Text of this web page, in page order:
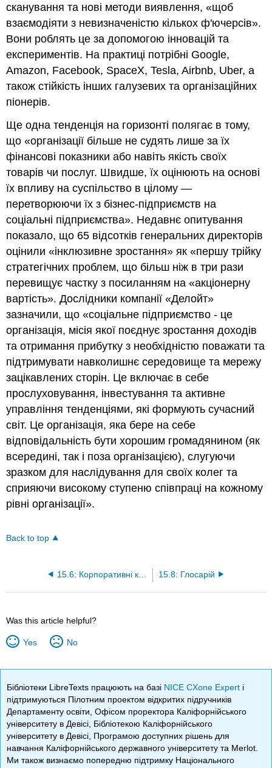
сканування та нові методи виявлення, «щоб
взаємодіяти з невизначеністю кількох ф'ючерсів».
Вони роблять це за допомогою інновацій та
експериментів. На практиці потрібні Google,
Amazon, Facebook, SpaceX, Tesla, Airbnb, Uber, а
також стійкість інших галузевих та організаційних
піонерів.
Ще одна тенденція на горизонті полягає в тому,
що «організації більше не судять лише за їх
фінансові показники або навіть якість своїх
товарів чи послуг. Швидше, їх оцінюють на основі
їх впливу на суспільство в цілому —
перетворюючи їх з бізнес-підприємств на
соціальні підприємства». Недавнє опитування
показало, що 65 відсотків генеральних директорів
оцінили «інклюзивне зростання» як «першу трійку
стратегічних проблем, що більш ніж в три рази
перевищує частку з посиланням на «акціонерну
вартість». Дослідники компанії «Делойт»
зазначили, що «соціальне підприємство - це
організація, місія якої поєднує зростання доходів
та отримання прибутку з необхідністю поважати та
підтримувати навколишнє середовище та мережу
зацікавлених сторін. Це включає в себе
прослуховування, інвестування та активне
управління тенденціями, які формують сучасний
світ. Це організація, яка бере на себе
відповідальність бути хорошим громадянином (як
всередині, так і поза організацією), слугуючи
зразком для наслідування для своїх колег та
сприяючи високому ступеню співпраці на кожному
рівні організації».
Back to top
15.6: Корпоративні культури 15.8: Глосарій
Was this article helpful?
Yes No
Бібліотеки LibreTexts працюють на базі NICE CXone Expert і
підтримуються Пілотним проектом відкритих підручників
Департаменту освіти, Офісом проректора Каліфорнійського
університету в Девісі, Бібліотекою Каліфорнійського
університету в Девісі, Програмою доступних рішень для
навчання Каліфорнійського державного університету та Merlot.
Ми також визнаємо попередню підтримку Національного